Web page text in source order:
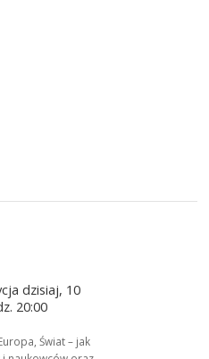
dzisiaj, 10
20:00
Świat – jak